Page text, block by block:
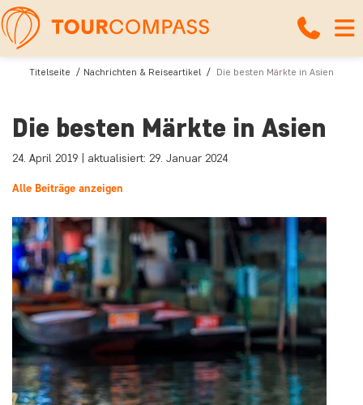
Titelseite Nachrichten & Reiseartikel Die besten Märkte in Asien
Die besten Märkte in Asien
24. April 2019 | aktualisiert: 29. Januar 2024
Alle Beiträge anzeigen